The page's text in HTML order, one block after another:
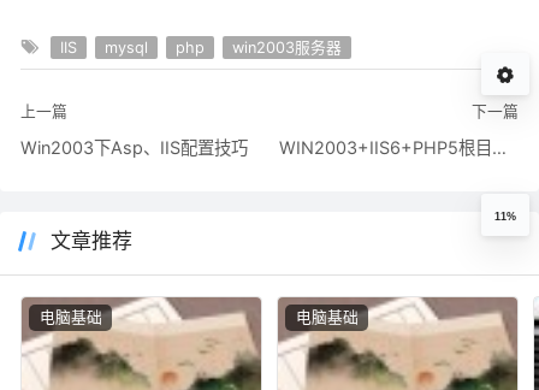
IIS mysql php win2003服务器
上一篇
Win2003下Asp、IIS配置技巧
下一篇
WIN2003+IIS6+PHP5根目录无法运行PHP程序
文章推荐
电脑基础 电脑基础
11%